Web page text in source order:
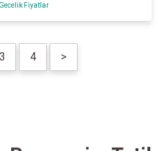
Fiyatlar
3 4 >